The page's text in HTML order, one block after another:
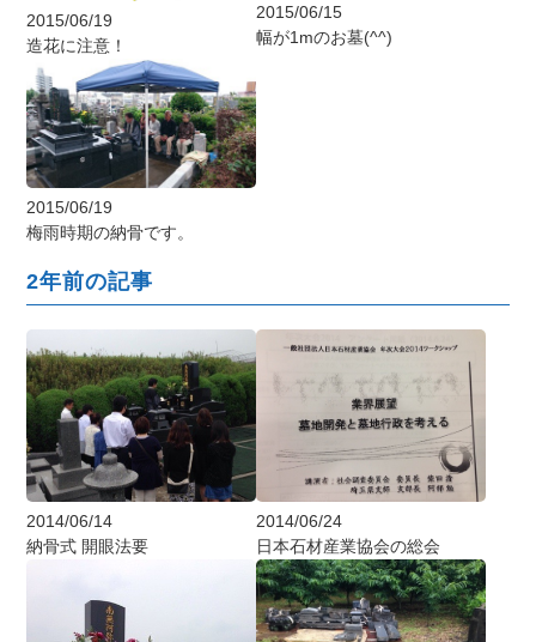
2015/06/19
造花に注意！
2015/06/15
幅が1mのお墓(^^)
2015/06/19
梅雨時期の納骨です。
2年前の記事
2014/06/14
納骨式 開眼法要
2014/06/24
日本石材産業協会の総会